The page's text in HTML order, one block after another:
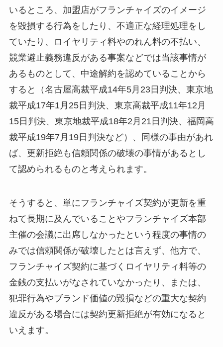
いるところ、加盟店がフランチャイズのイメージ
を毀損する行為をしたり、不適正な経理処理をし
ていたり、ロイヤリティ料やのれん料の不払い、
競業避止義務違反がある事案などでは当該事情が
あるものとして、中途解約を認めていることから
すると（名古屋高裁平成14年5月23日判決、東京地
裁平成17年1月25日判決、東京高裁平成11年12月
15日判決、東京地裁平成18年2月21日判決、福岡高
裁平成19年7月19日判決など）、同様の事由があれ
ば、更新拒絶も信頼関係の破壊の事情があるとし
て認められるものと考えられます。
そうすると、単にフランチャイズ契約が更新を重
ねて長期に及んでいることやフランチャイズ本部
主催の会議に出席しなかったという程度の事情の
みでは信頼関係が破壊したとは言えず、他方で、
フランチャイズ契約に基づくロイヤリティ料等の
金銭の支払いがなされていなかったり、または、
犯罪行為やブランド価値の毀損などの重大な契約
違反がある場合には契約更新拒絶が有効になると
いえます。